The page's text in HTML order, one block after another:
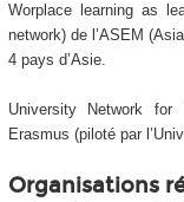
Worplace learning as
network) de l’ASEM
4 pays d’Asie.
University Network
Erasmus (piloté par
Organisations